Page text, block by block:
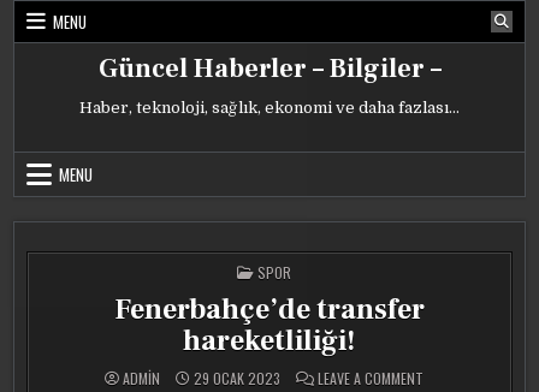
Skip
MENU
Güncel Haberler – Bilgiler –
Haber, teknoloji, sağlık, ekonomi ve daha fazlası…
MENU
POSTED
IN
SPOR
Fenerbahçe’de transfer
hareketliliği!
ADMIN 29 OCAK 2023 LEAVE A COMMENTON